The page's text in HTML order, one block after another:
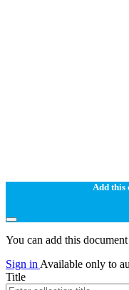
Add this
You can add this
Sign in Available only to
Title